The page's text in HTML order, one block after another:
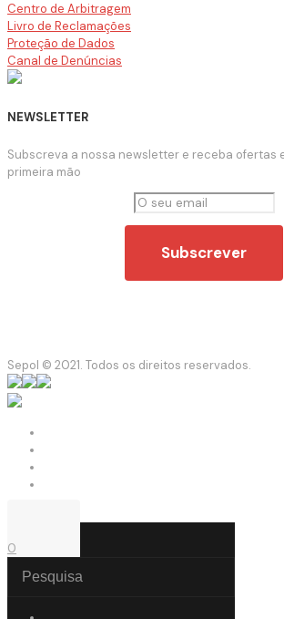
Centro de Arbitragem
Livro de Reclamações
Proteção de Dados
Canal de Denúncias
NEWSLETTER
Subscreva a nossa newsletter e receba ofertas
primeira mão
Sepol © 2021. Todos os direitos reservados.
0